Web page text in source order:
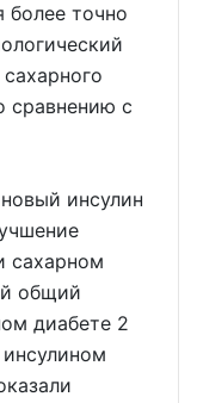
более точно
сравнению с
инсулин
сахарном
общий
диабете 2